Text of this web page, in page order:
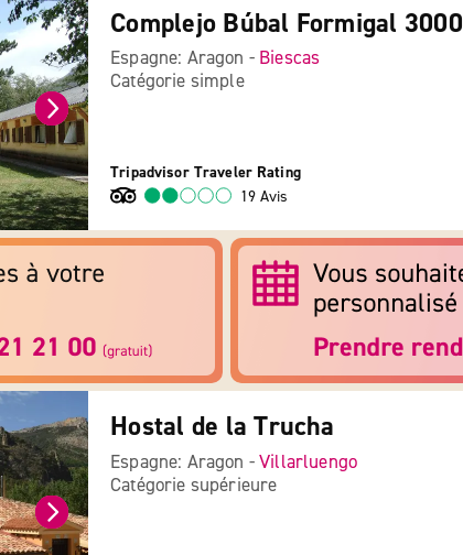
Complejo Búbal Formigal 3000
Espagne: Aragon - Biescas
Catégorie simple
Tripadvisor Traveler Rating
19 Avis
Hostal de la Trucha
Espagne: Aragon -Villarluengo
Catégorie supérieure